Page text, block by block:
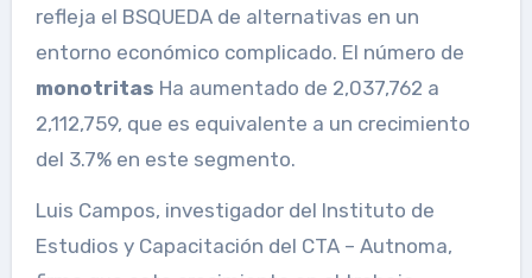
refleja el BSQUEDA de alternativas en un
entorno económico complicado. El número de
monotritas Ha aumentado de 2,037,762 a
2,112,759, que es equivalente a un crecimiento
del 3.7% en este segmento.
Luis Campos, investigador del Instituto de
Estudios y Capacitación del CTA – Autnoma,